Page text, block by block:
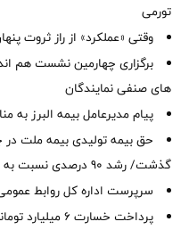
تورمی
وقتی «عملکرد» از راز ثروت
برگزاری چهارمین نشست هم
های صنفی نمایندگان
پیام مدیرعامل بیمه البرز به
گذشت/ رشد 90 درصدی نسبت به مدت مشابه سال گذشته
سرپرست اداره كل روابط
پرداخت خسارت